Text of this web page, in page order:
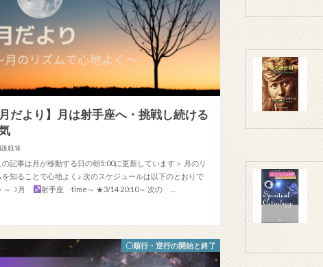
月だより】月は射手座へ・挑戦し続ける
の記事は月が移動する日の朝5:00に更新しています＞ 月のリ
を知ることで心地よく♪ 次のスケジュールは以下のとおりで
～☽月
射手座 time～ ★3/14 20:10～ 次の …
〇順行・逆行の開始と終了